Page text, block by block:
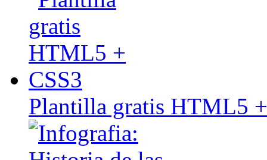
Plantilla gratis HTML5